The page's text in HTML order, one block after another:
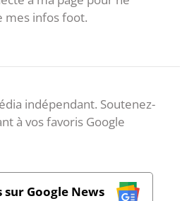
mes infos foot.
indépendant. Soutenez-
à vos favoris Google
sur Google News